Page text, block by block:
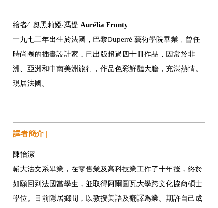
繪者∕ 奧黑莉婭‧馮媞 Aurélia Fronty
一九七三年出生於法國，巴黎Duperré 藝術學院畢業，曾任
時尚圈的插畫設計家，已出版超過四十冊作品，因常於非
洲、亞洲和中南美洲旅行，作品色彩鮮豔大膽，充滿熱情。
現居法國。
譯者簡介 |
陳怡潔
輔大法文系畢業，在零售業及高科技業工作了十年後，終於
如願回到法國當學生，並取得阿爾圖瓦大學跨文化協商碩士
學位。目前隱居鄉間，以教授美語及翻譯為業。期許自己成